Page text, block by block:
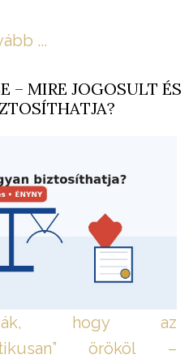
...
– MIRE JOGOSULT ÉS
hogy az
örököl –